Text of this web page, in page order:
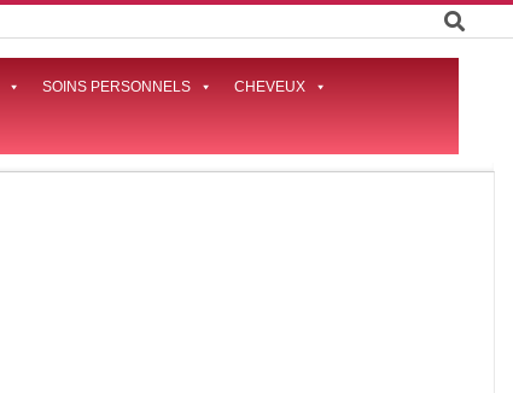
SOINS PERSONNELS CHEVEUX